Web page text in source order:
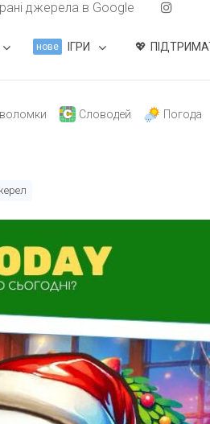
джерела в Google
нове ІГРИ
Словодей Погода